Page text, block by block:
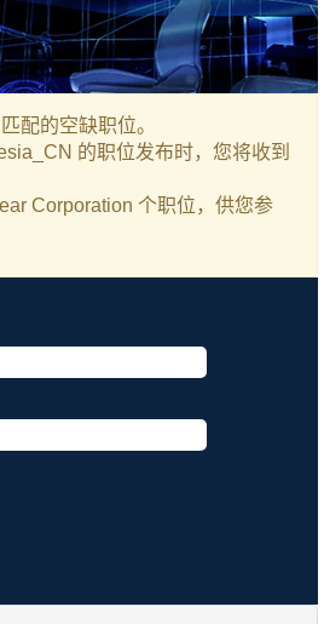
配的空缺职位。
的职位发布时，您将收到
Corporation 个职位，供您参